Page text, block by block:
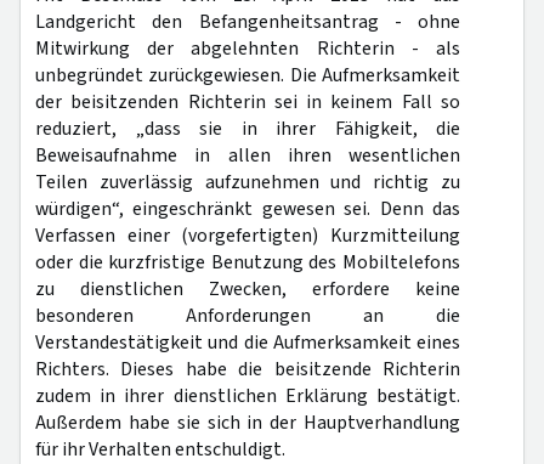
Landgericht den Befangenheitsantrag - ohne
Mitwirkung der abgelehnten Richterin - als
unbegründet zurückgewiesen. Die Aufmerksamkeit
der beisitzenden Richterin sei in keinem Fall so
reduziert, „dass sie in ihrer Fähigkeit, die
Beweisaufnahme in allen ihren wesentlichen
Teilen zuverlässig aufzunehmen und richtig zu
würdigen“, eingeschränkt gewesen sei. Denn das
Verfassen einer (vorgefertigten) Kurzmitteilung
oder die kurzfristige Benutzung des Mobiltelefons
zu dienstlichen Zwecken, erfordere keine
besonderen Anforderungen an die
Verstandestätigkeit und die Aufmerksamkeit eines
Richters. Dieses habe die beisitzende Richterin
zudem in ihrer dienstlichen Erklärung bestätigt.
Außerdem habe sie sich in der Hauptverhandlung
für ihr Verhalten entschuldigt.